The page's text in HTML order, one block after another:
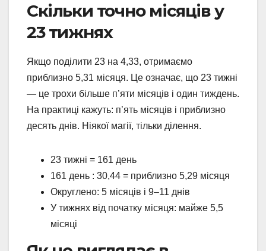
Скільки точно місяців у
23 тижнях
Якщо поділити 23 на 4,33, отримаємо
приблизно 5,31 місяця. Це означає, що 23 тижні
— це трохи більше п’яти місяців і один тиждень.
На практиці кажуть: п’ять місяців і приблизно
десять днів. Ніякої магії, тільки ділення.
23 тижні = 161 день
161 день : 30,44 = приблизно 5,29 місяця
Округлено: 5 місяців і 9–11 днів
У тижнях від початку місяця: майже 5,5
місяці